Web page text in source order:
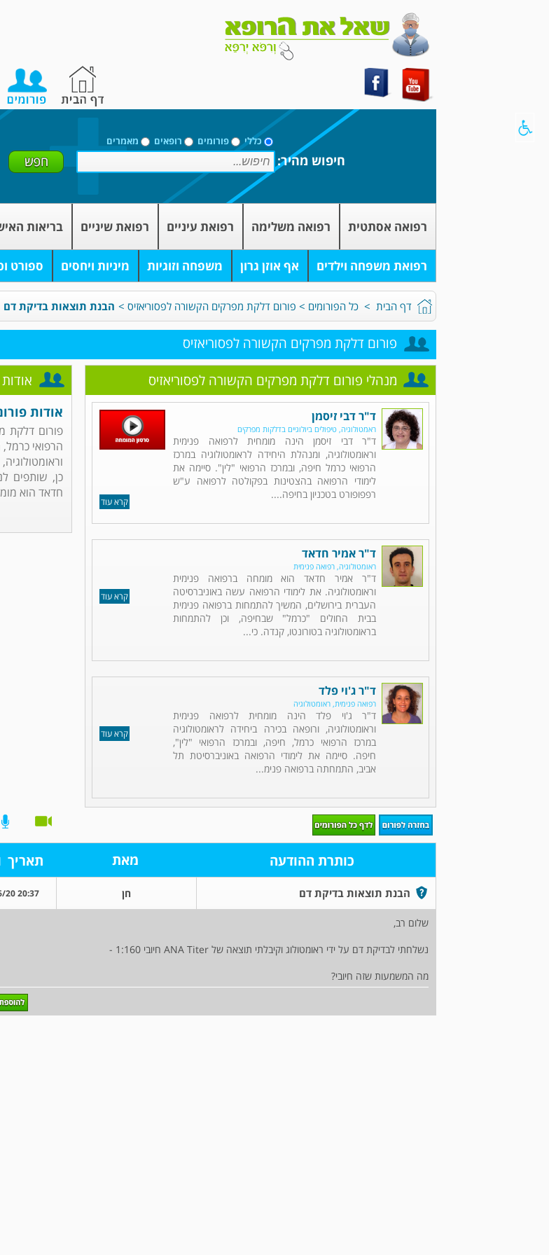
כללי פורומים רופאים מאמרים
חיפוש מהיר:
רפואה אסתטית רפואה משלימה רפואת עיניים רפואת שיניים בריאות
רפואת משפחה וילדים אף אוזן גרון משפחה וזוגיות מיניות ויחסים ספורט
דף הבית > כל הפורומים > פורום דלקת מפרקים הקשורה לפסוריאזיס > הבנת תוצאות בדיקת דם
פורום דלקת מפרקים הקשורה לפסוריאזיס
אודות
פורום דלקת
הרפואי
כן, שותפים
חדאד הוא
מנהלי פורום דלקת מפרקים הקשורה לפסוריאזיס
קרא עוד
ד"ר דבי זיסמן
ראמטולוגיה, טיפולים ביולוגיים בדלקות מפרקים
ד"ר דבי זיסמן הינה מומחית לרפואה פנימית
וראומטולוגיה, ומנהלת היחידה לראומטולוגיה במרכז
הרפואי כרמל חיפה, ובמרכז הרפואי "לין". סיימה את
לימודי הרפואה בהצטינות בפקולטה לרפואה ע"ש
רפפופורט בטכניון בחיפה....
קרא עוד
ד"ר אמיר חדאד
ראומטולוגיה, רפואה פנימית
ד"ר אמיר חדאד הוא מומחה ברפואה פנימית
וראומטולוגיה. את לימודי הרפואה עשה באוניברסיטה
העברית בירושלים, המשיך להתמחות ברפואה פנימית
בבית החולים "כרמל" שבחיפה, וכן להתמחות
בראומטולוגיה בטורונטו, קנדה. כי...
קרא עוד
ד"ר ג'וי פלד
רפואה פנימית, ראומטולוגיה
ד"ר ג'וי פלד הינה מומחית לרפואה פנימית
וראומטולוגיה, ורופאה בכירה ביחידה לראומטולוגיה
במרכז הרפואי כרמל, חיפה, ובמרכז הרפואי "לין",
חיפה. סיימה את לימודי הרפואה באוניברסיטת תל
אביב, התמחתה ברפואה פנימ...
כותרת ההודעה מאת תאריך
הבנת תוצאות בדיקת דם חן 20:37 18/06/20
שלום רב,
נשלחתי לבדיקת דם על ידי ראומטולוג וקיבלתי תוצאה של ANA Titer חיובי 1:160 -
מה המשמעות שזה חיובי?